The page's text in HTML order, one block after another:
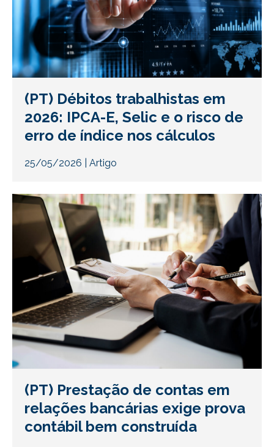
(PT) Débitos trabalhistas em
2026: IPCA-E, Selic e o risco de
erro de índice nos cálculos
25/05/2026 Artigo
(PT) Prestação de contas em
relações bancárias exige prova
contábil bem construída